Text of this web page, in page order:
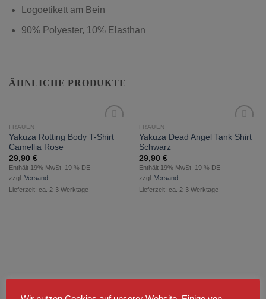
Logoetikett am Bein
90% Polyester, 10% Elasthan
ÄHNLICHE PRODUKTE
zur
Wunschliste
FRAUEN
Yakuza Rotting Body T-Shirt
Camellia Rose
29,90 €
Enthält 19% MwSt. 19 % DE
zzgl. Versand
Lieferzeit: ca. 2-3 Werktage
zur
Wunschliste
FRAUEN
Yakuza Dead Angel Tank Shirt
Schwarz
29,90 €
Enthält 19% MwSt. 19 % DE
zzgl. Versand
Lieferzeit: ca. 2-3 Werktage